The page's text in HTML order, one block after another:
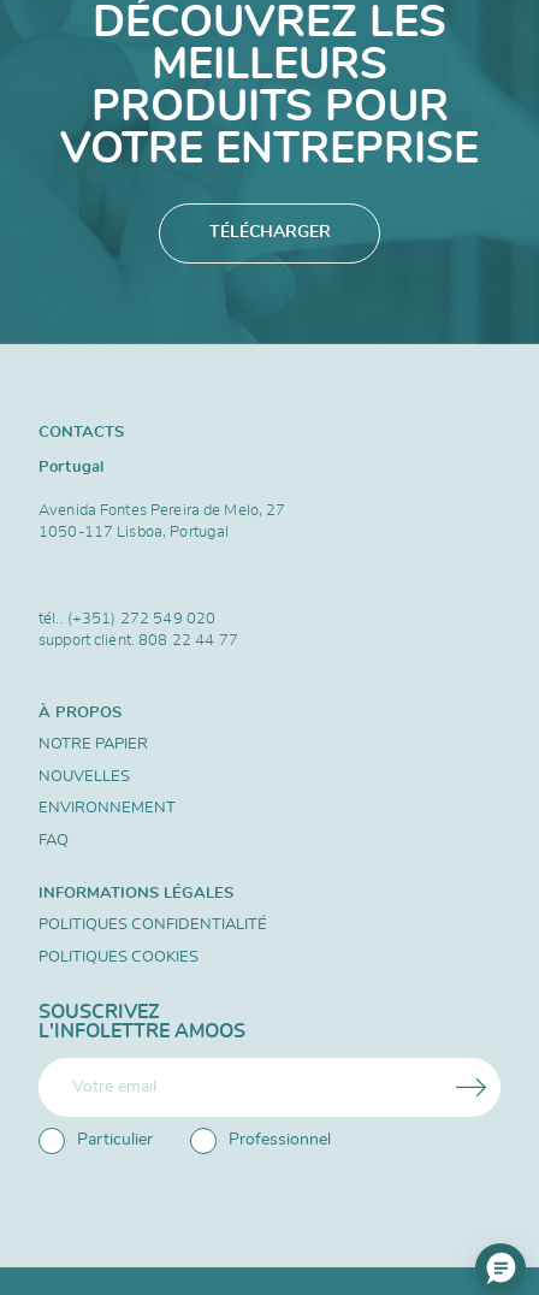
DÉCOUVREZ LES
MEILLEURS
PRODUITS POUR
VOTRE ENTREPRISE
TÉLÉCHARGER
CONTACTS
Portugal
Avenida Fontes Pereira de Melo, 27
1050-117 Lisboa, Portugal
tél.. (+351) 272 549 020
support client.808 22 44 77
À PROPOS
NOTRE PAPIER
NOUVELLES
ENVIRONNEMENT
FAQ
INFORMATIONS LÉGALES
POLITIQUES CONFIDENTIALITÉ
POLITIQUES COOKIES
SOUSCRIVEZ
L'INFOLETTRE AMOOS
Particulier Professionnel